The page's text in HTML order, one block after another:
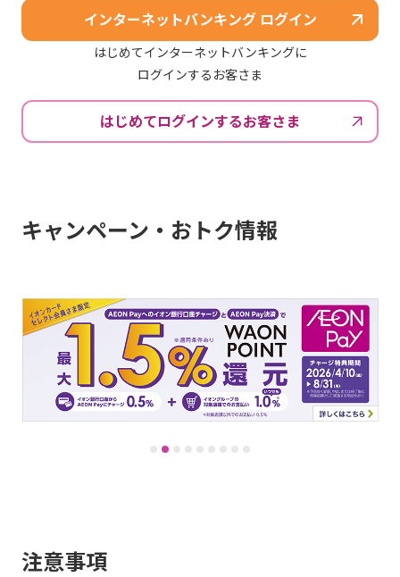
インターネットバンキング ログイン
はじめてインターネットバンキングに
ログインするお客さま
はじめてログインするお客さま
キャンペーン・おトク情報
注意事項